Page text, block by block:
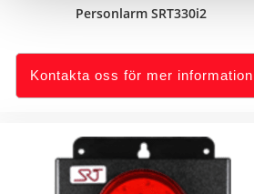
Personlarm SRT330i2
Kontakta oss för mer information